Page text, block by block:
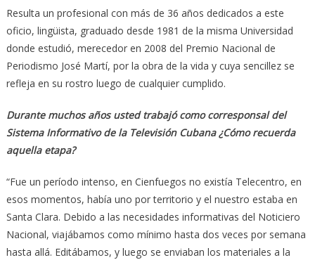
Resulta un profesional con más de 36 años dedicados a este
oficio, lingüista, graduado desde 1981 de la misma Universidad
donde estudió, merecedor en 2008 del Premio Nacional de
Periodismo José Martí, por la obra de la vida y cuya sencillez se
refleja en su rostro luego de cualquier cumplido.
Durante muchos años usted trabajó como corresponsal del
Sistema Informativo de la Televisión Cubana ¿Cómo recuerda
aquella etapa?
“Fue un período intenso, en Cienfuegos no existía Telecentro, en
esos momentos, había uno por territorio y el nuestro estaba en
Santa Clara. Debido a las necesidades informativas del Noticiero
Nacional, viajábamos como mínimo hasta dos veces por semana
hasta allá. Editábamos, y luego se enviaban los materiales a la